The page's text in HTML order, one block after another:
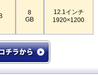
8
GB
12.1インチ
1920×1200